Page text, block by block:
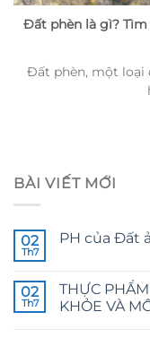
Đất phèn là gì? Tìm
Đất phèn, một loại
BÀI VIẾT MỚI
02
Th7
PH của Đất
02
Th7
THỰC
KHỎE VÀ